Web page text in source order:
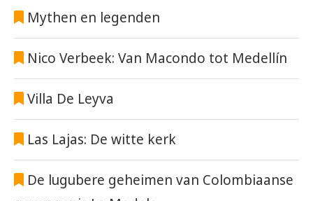
Mythen en legenden
Nico Verbeek: Van Macondo tot Medellín
Villa De Leyva
Las Lajas: De witte kerk
De lugubere geheimen van Colombiaanse